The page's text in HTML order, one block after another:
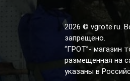
2026 © vgrote.ru.
запрещено.
“ГРОТ”- магазин
размещенная на
указаны в